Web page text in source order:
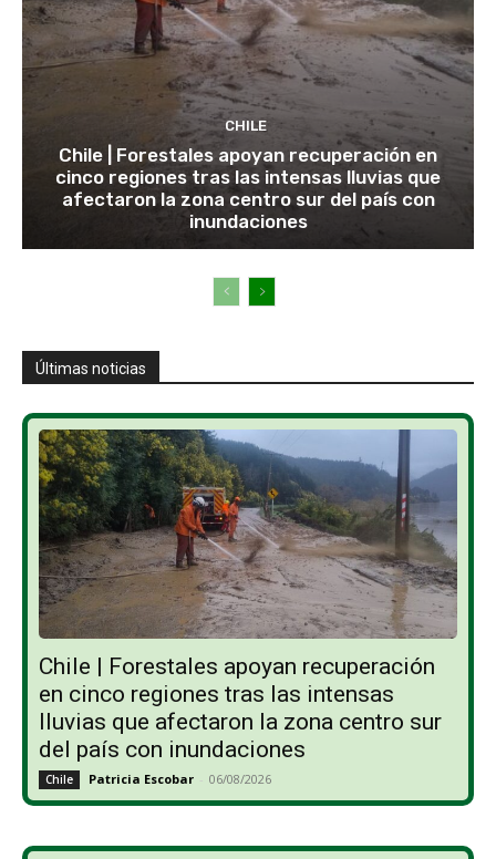
CHILE
Chile | Forestales apoyan recuperación en
cinco regiones tras las intensas lluvias que
afectaron la zona centro sur del país con
inundaciones
Últimas noticias
Chile | Forestales apoyan recuperación
en cinco regiones tras las intensas
lluvias que afectaron la zona centro sur
del país con inundaciones
Chile Patricia Escobar - 06/08/2026